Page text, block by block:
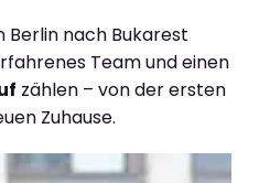
Berlin nach Bukarest
Team und einen
zählen – von der ersten
Zuhause.